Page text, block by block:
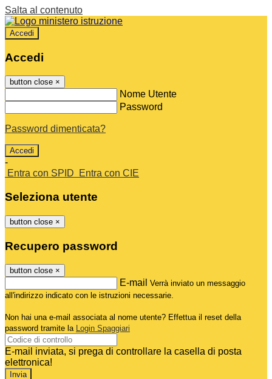
Salta al contenuto
Accedi
Accedi
button close ×
Nome Utente
Password
Password dimenticata?
-
Entra con SPID
Entra con CIE
Seleziona utente
button close ×
Recupero password
button close ×
E-mail Verrà inviato un messaggio
all'indirizzo indicato con le istruzioni necessarie.
Non hai una e-mail associata al nome utente? Effettua il reset della
password tramite la Login Spaggiari
E-mail inviata, si prega di controllare la casella di posta
elettronica!